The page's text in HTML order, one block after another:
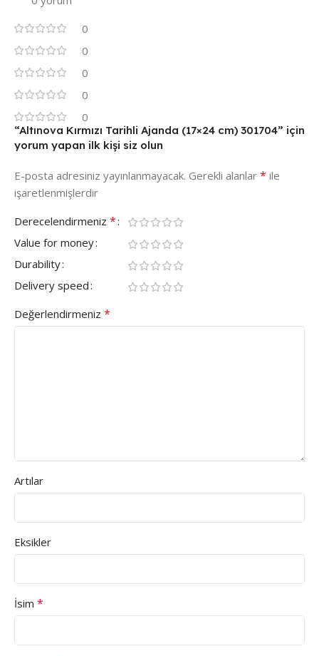
0
0
0
0
0
“Altınova Kırmızı Tarihli Ajanda (17×24 cm) 301704” için
yorum yapan ilk kişi siz olun
E-posta adresiniz yayınlanmayacak. Gerekli alanlar * ile
işaretlenmişlerdir
Derecelendirmeniz *
Value for money
Durability
Delivery speed
Değerlendirmeniz *
Artılar
Eksikler
İsim *